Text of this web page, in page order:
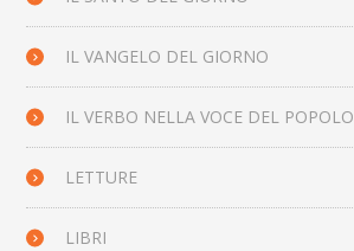
IL VANGELO DEL GIORNO
IL VERBO NELLA VOCE DEL POPOLO
LETTURE
LIBRI